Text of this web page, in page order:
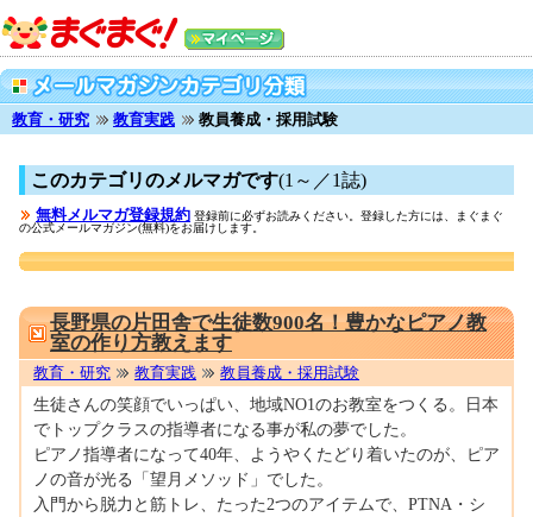
教育・研究 教育実践 教員養成・採用試験
このカテゴリのメルマガです(1～／1誌)
無料メルマガ登録規約 登録前に必ずお読みください。登録した方には、まぐまぐ
の公式メールマガジン(無料)をお届けします。
長野県の片田舎で生徒数900名！豊かなピアノ教
室の作り方教えます
教育・研究 教育実践 教員養成・採用試験
生徒さんの笑顔でいっぱい、地域NO1のお教室をつくる。日本
でトップクラスの指導者になる事が私の夢でした。
ピアノ指導者になって40年、ようやくたどり着いたのが、ピア
ノの音が光る「望月メソッド」でした。
入門から脱力と筋トレ、たった2つのアイテムで、PTNA・シ